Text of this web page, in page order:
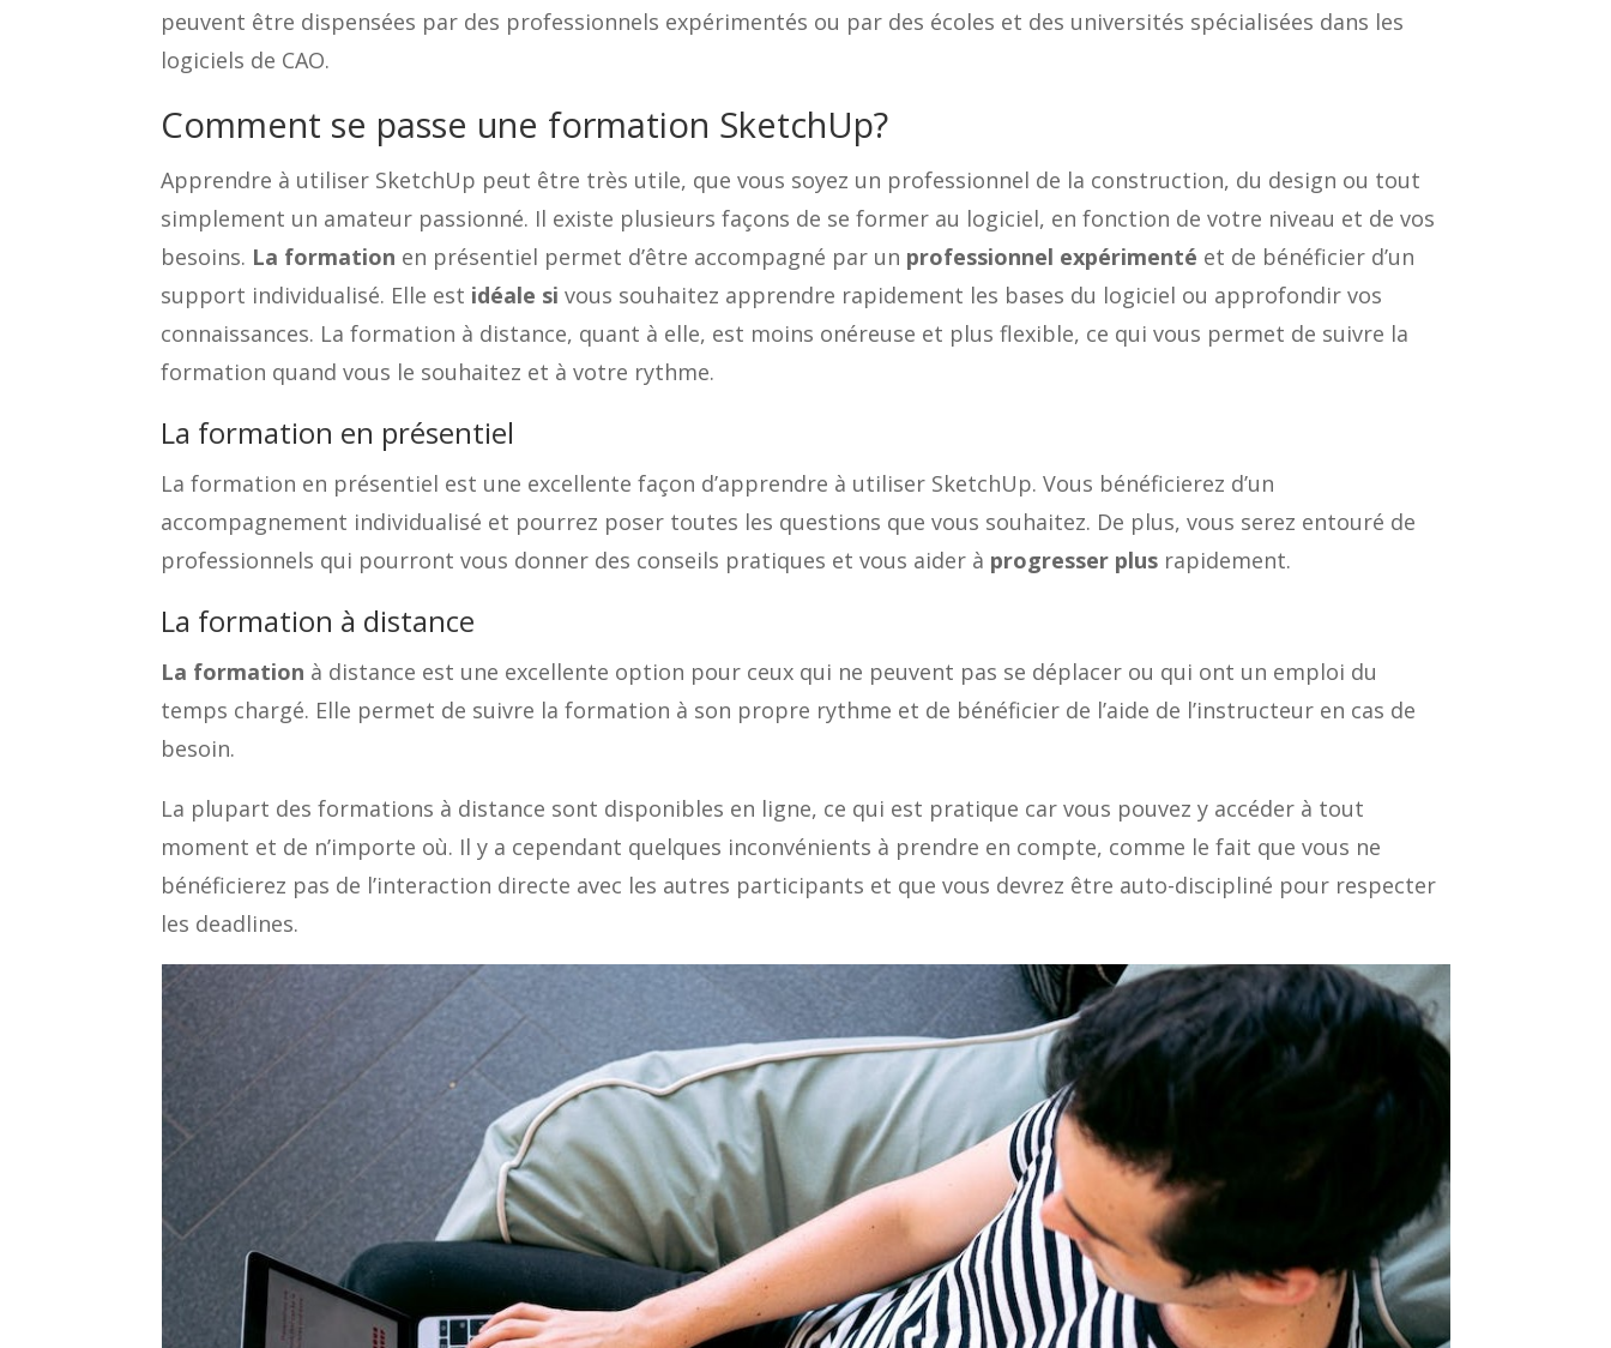
peuvent être dispensées par des professionnels expérimentés ou par des écoles et des universités spécialisées dans les
logiciels de CAO.
Comment se passe une formation SketchUp?
Apprendre à utiliser SketchUp peut être très utile, que vous soyez un professionnel de la construction, du design ou tout
simplement un amateur passionné. Il existe plusieurs façons de se former au logiciel, en fonction de votre niveau et de vos
besoins. La formation en présentiel permet d’être accompagné par un professionnel expérimenté et de bénéficier d’un
support individualisé. Elle est idéale si vous souhaitez apprendre rapidement les bases du logiciel ou approfondir vos
connaissances. La formation à distance, quant à elle, est moins onéreuse et plus flexible, ce qui vous permet de suivre la
formation quand vous le souhaitez et à votre rythme.
La formation en présentiel
La formation en présentiel est une excellente façon d’apprendre à utiliser SketchUp. Vous bénéficierez d’un
accompagnement individualisé et pourrez poser toutes les questions que vous souhaitez. De plus, vous serez entouré de
professionnels qui pourront vous donner des conseils pratiques et vous aider à progresser plus rapidement.
La formation à distance
La formation à distance est une excellente option pour ceux qui ne peuvent pas se déplacer ou qui ont un emploi du
temps chargé. Elle permet de suivre la formation à son propre rythme et de bénéficier de l’aide de l’instructeur en cas de
besoin.
La plupart des formations à distance sont disponibles en ligne, ce qui est pratique car vous pouvez y accéder à tout
moment et de n’importe où. Il y a cependant quelques inconvénients à prendre en compte, comme le fait que vous ne
bénéficierez pas de l’interaction directe avec les autres participants et que vous devrez être auto-discipliné pour respecter
les deadlines.